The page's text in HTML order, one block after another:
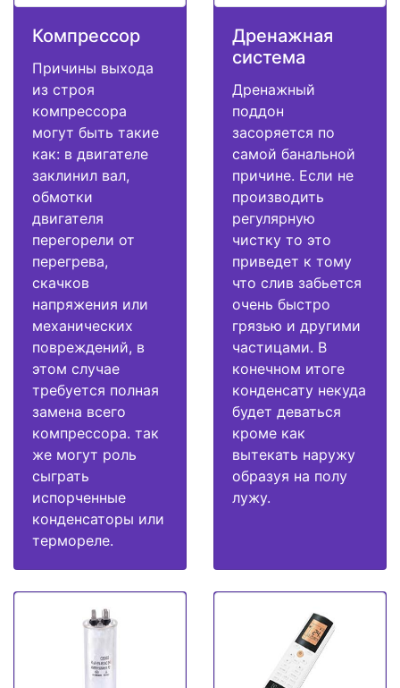
Компрессор
Причины выхода
из строя
компрессора
могут быть такие
как: в двигателе
заклинил вал,
обмотки
двигателя
перегорели от
перегрева,
скачков
напряжения или
механических
повреждений, в
этом случае
требуется полная
замена всего
компрессора. так
же могут роль
сыграть
испорченные
конденсаторы или
термореле.
Дренажная
система
Дренажный
поддон
засоряется по
самой банальной
причине. Если не
производить
регулярную
чистку то это
приведет к тому
что слив забьется
очень быстро
грязью и другими
частицами. В
конечном итоге
конденсату некуда
будет деваться
кроме как
вытекать наружу
образуя на полу
лужу.